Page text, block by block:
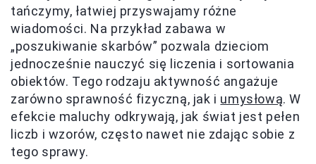
tańczymy, łatwiej przyswajamy różne
wiadomości. Na przykład zabawa w
„poszukiwanie skarbów” pozwala dzieciom
jednocześnie nauczyć się liczenia i sortowania
obiektów. Tego rodzaju aktywność angażuje
zarówno sprawność fizyczną, jak i umysłową. W
efekcie maluchy odkrywają, jak świat jest pełen
liczb i wzorów, często nawet nie zdając sobie z
tego sprawy.